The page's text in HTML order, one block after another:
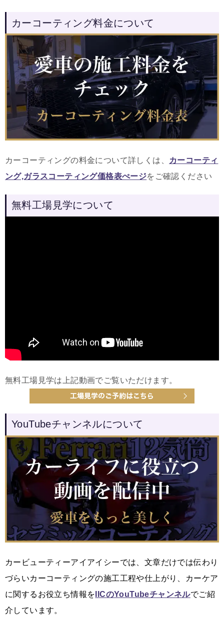
カーコーティング料金について
カーコーティングの料金について詳しくは、
カーコーティ
ング,ガラスコーティング価格表ぺージをご確認ください
無料工場見学について
無料工場見学は上記動画でご覧いただけます。
YouTubeチャンネルについて
カービューティーアイアイシーでは、文章だけでは伝わり
づらいカーコーティングの施工工程や仕上がり、カーケア
に関するお役立ち情報を IICのYouTubeチャンネルでご紹
介しています。